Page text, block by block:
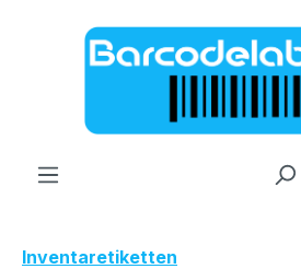
Zum Hauptinhalt springen
Inventaretiketten